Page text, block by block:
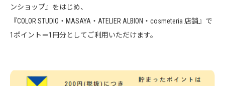
ンショップ』をはじめ、
『COLOR STUDIO・MASAYA・ATELIER ALBION・cosmeteria 店舗』で
1ポイント＝1円分としてご利用いただけます。